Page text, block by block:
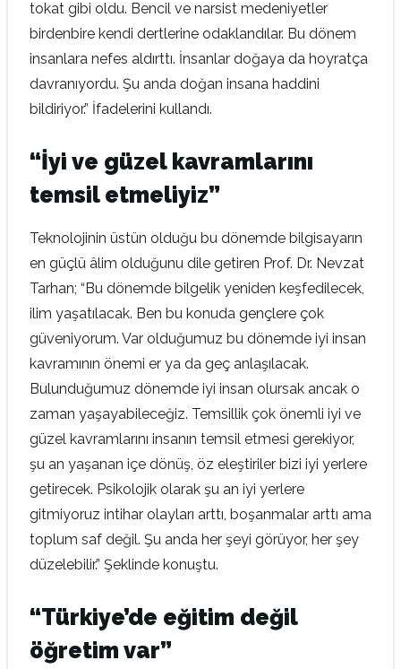
tokat gibi oldu. Bencil ve narsist medeniyetler
birdenbire kendi dertlerine odaklandılar. Bu dönem
insanlara nefes aldırttı. İnsanlar doğaya da hoyratça
davranıyordu. Şu anda doğan insana haddini
bildiriyor.” İfadelerini kullandı.
“İyi ve güzel kavramlarını
temsil etmeliyiz”
Teknolojinin üstün olduğu bu dönemde bilgisayarın
en güçlü âlim olduğunu dile getiren Prof. Dr. Nevzat
Tarhan; “Bu dönemde bilgelik yeniden keşfedilecek,
ilim yaşatılacak. Ben bu konuda gençlere çok
güveniyorum. Var olduğumuz bu dönemde iyi insan
kavramının önemi er ya da geç anlaşılacak.
Bulunduğumuz dönemde iyi insan olursak ancak o
zaman yaşayabileceğiz. Temsillik çok önemli iyi ve
güzel kavramlarını insanın temsil etmesi gerekiyor,
şu an yaşanan içe dönüş, öz eleştiriler bizi iyi yerlere
getirecek. Psikolojik olarak şu an iyi yerlere
gitmiyoruz intihar olayları arttı, boşanmalar arttı ama
toplum saf değil. Şu anda her şeyi görüyor, her şey
düzelebilir.” Şeklinde konuştu.
“Türkiye’de eğitim değil
öğretim var”